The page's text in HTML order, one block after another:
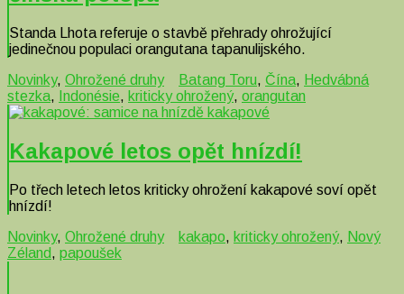
Standa Lhota referuje o stavbě přehrady ohrožující
jedinečnou populaci orangutana tapanulijského.
Novinky, Ohrožené druhy Batang Toru, Čína, Hedvábná
stezka, Indonésie, kriticky ohrožený, orangutan
Kakapové letos opět hnízdí!
Po třech letech letos kriticky ohrožení kakapové soví opět
hnízdí!
Novinky, Ohrožené druhy kakapo, kriticky ohrožený, Nový
Zéland, papoušek